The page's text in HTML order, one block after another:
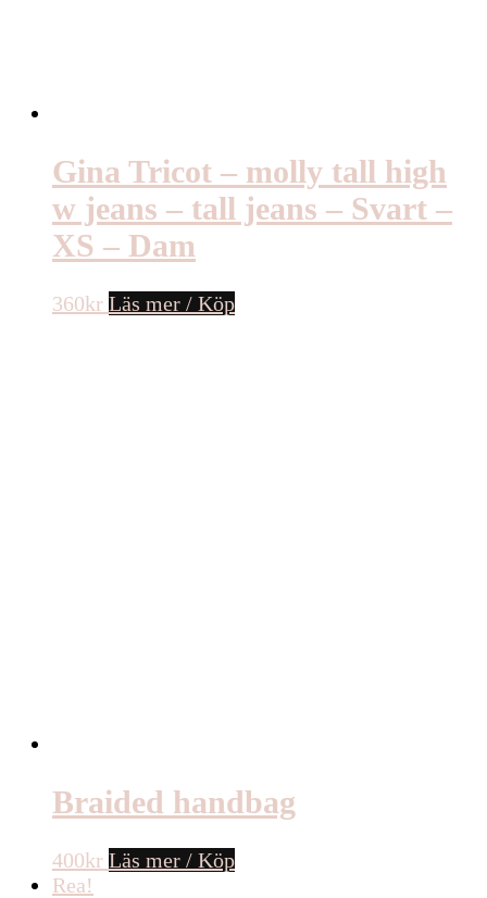
Gina Tricot – molly tall high
w jeans – tall jeans – Svart –
XS – Dam
360kr Läs mer / Köp
Braided handbag
400kr Läs mer / Köp
Rea!